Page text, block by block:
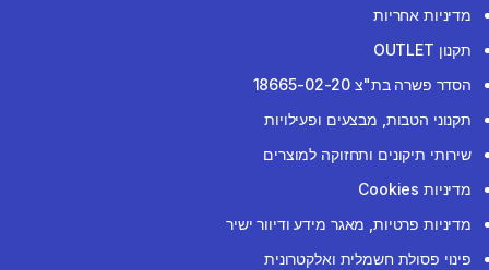
מדיניות אחריות
תקנון OUTLET
הסדר פשרה בת"צ 18665-02-20
תקנוני הטבות, מבצעים ופעילויות
שירותי תיקונים ותחזוקה למוצרים
מדיניות Cookies
מדיניות פרטיות, מאגר מידע ודיוור ישיר
פינוי פסולת חשמלית ואלקטרונית